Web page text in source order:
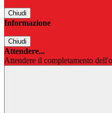
Chiudi
Informazione
Chiudi
Attendere...
Attendere il completamento